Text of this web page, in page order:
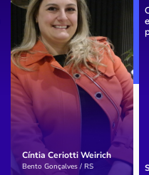
Cíntia Ceriotti Weirich
Bento Gonçalves / RS